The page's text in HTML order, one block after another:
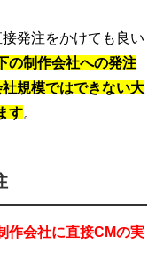
発注をかけても良い
の制作会社への発注
規模ではできない大
す
作会社に直接CMの実